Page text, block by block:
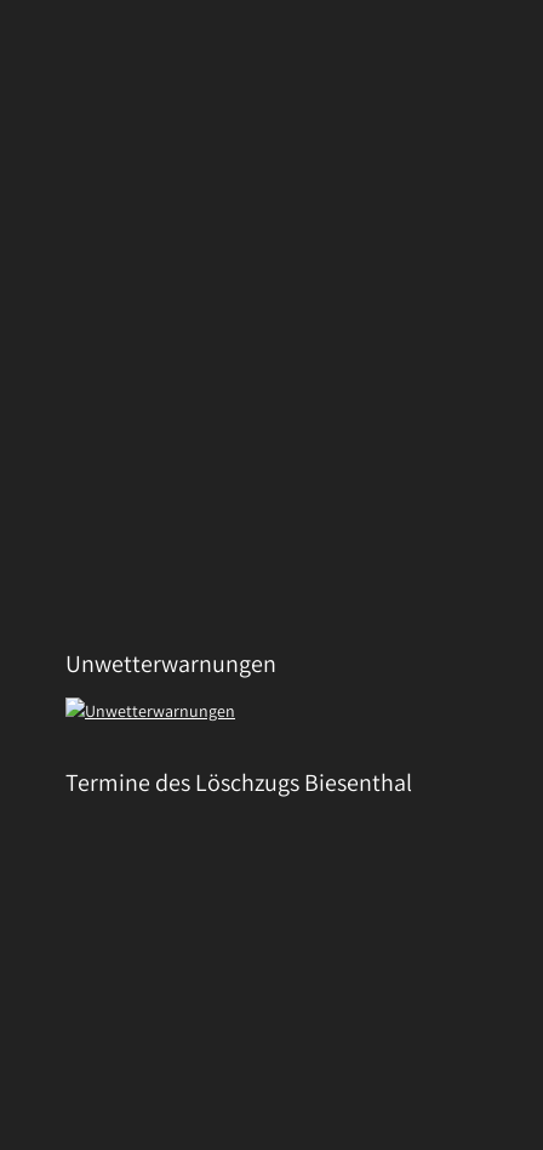
Unwetterwarnungen
Termine des Löschzugs Biesenthal